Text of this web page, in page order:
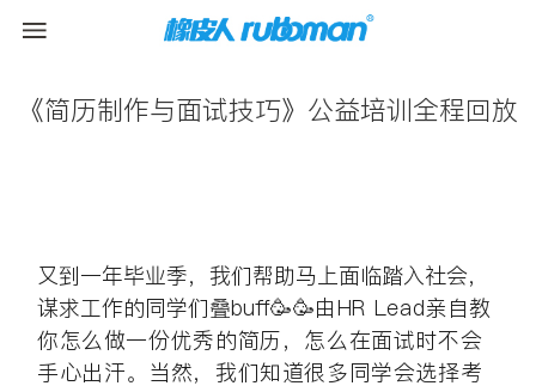
《简历制作与面试技巧》公益培训全程回放
又到一年毕业季，我们帮助马上面临踏入社会，
谋求工作的同学们叠buff🥳🥳由HR Lead亲自教
你怎么做一份优秀的简历，怎么在面试时不会
手心出汗。当然，我们知道很多同学会选择考